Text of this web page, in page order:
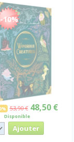
-10%
53,90 € 48,50 €
Disponible